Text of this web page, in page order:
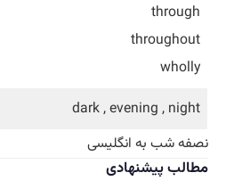
through
throughout
wholly
dark , evening , night
نصفه شب به انگلیسی
مطالب پیشنهادی